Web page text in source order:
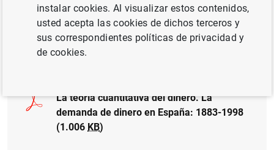
MICROECONOMETRÍA Y MICRODATOS
Documento completo
La teoría cuantitativa del dinero. La
demanda de dinero en España: 1883-1998
(1.006 KB)
instalar cookies. Al visualizar estos contenidos,
usted acepta las cookies de dichos terceros y
sus correspondientes políticas de privacidad y
de cookies.